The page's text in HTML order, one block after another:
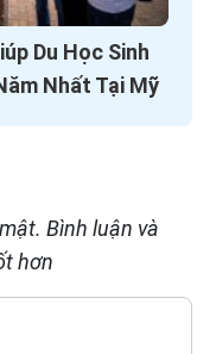
Du Học Sinh
Nhất Tại Mỹ
Bình luận và
hơn